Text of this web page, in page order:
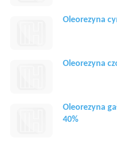
Oleorezyna
Oleorezyna
Oleorezyna
40%